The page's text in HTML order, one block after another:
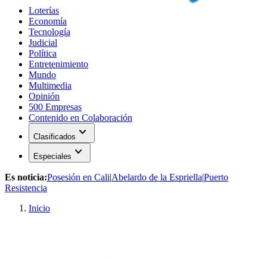
Loterías
Economía
Tecnología
Judicial
Política
Entretenimiento
Mundo
Multimedia
Opinión
500 Empresas
Contenido en Colaboración
Clasificados expand_more
Especiales expand_more
Es noticia:Posesión en Cali|Abelardo de la Espriella|Puerto
Resistencia
Inicio